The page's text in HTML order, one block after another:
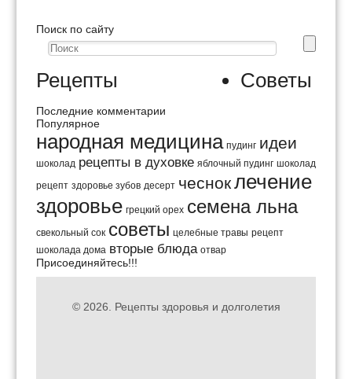
Поиск по сайту
Рецепты Советы
Последние комментарии
Популярное
народная медицина пудинг идеи
шоколад рецепты в духовке яблочный пудинг шоколад
рецепт здоровье зубов десерт чесноклечение
здоровье грецкий орех семена льна
свекольный сок советы целебные травы рецепт
шоколада дома вторые блюда отвар
Присоединяйтесь!!!
© 2026. Рецепты здоровья и долголетия